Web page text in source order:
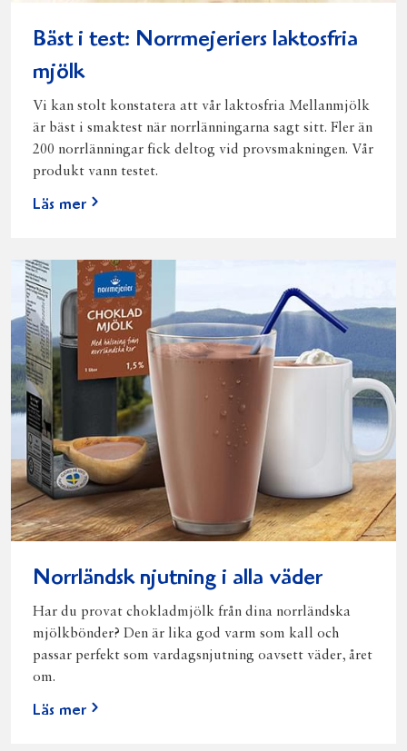
Bäst i test: Norrmejeriers laktosfria
mjölk
Vi kan stolt konstatera att vår laktosfria Mellanmjölk
är bäst i smaktest när norrlänningarna sagt sitt. Fler än
200 norrlänningar fick deltog vid provsmakningen. Vår
produkt vann testet.
Läs mer
Norrländsk njutning i alla väder
Har du provat chokladmjölk från dina norrländska
mjölkbönder? Den är lika god varm som kall och
passar perfekt som vardagsnjutning oavsett väder, året
om.
Läs mer